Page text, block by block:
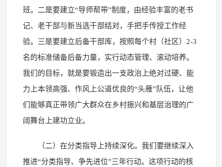
班。二是要建立“导师帮带”制度，由经验丰富的老书
记、老干部与新当选干部结对，手把手传授工作经
验。三是要建立后备干部库，按照每个村（社区）2-3
名的标准储备后备力量，实行动态管理、滚动培养。
我们的目标，就是要锻造出一支政治上绝对过硬、能
力上本领高强、作风上公道优良的“头雁”队伍，让他
们能够真正带领广大群众在乡村振兴和基层治理的广
阔舞台上建功立业。
（二）在分类指导上持续深化。我们要继续深入
推进“分类指导、争先进位”三年行动。这项行动的核